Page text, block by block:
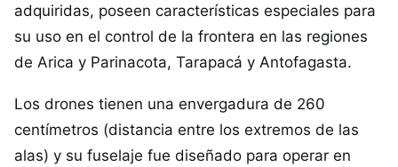
adquiridas, poseen características especiales para
su uso en el control de la frontera en las regiones
de Arica y Parinacota, Tarapacá y Antofagasta.
Los drones tienen una envergadura de 260
centímetros (distancia entre los extremos de las
alas) y su fuselaje fue diseñado para operar en